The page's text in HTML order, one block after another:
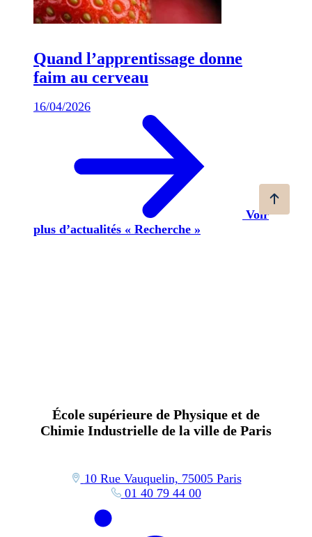
Quand l’apprentissage donne
faim au cerveau
16/04/2026
Voir
plus d’actualités « Recherche »
École supérieure de Physique et de
Chimie Industrielle de la ville de Paris
10 Rue Vauquelin, 75005 Paris
01 40 79 44 00